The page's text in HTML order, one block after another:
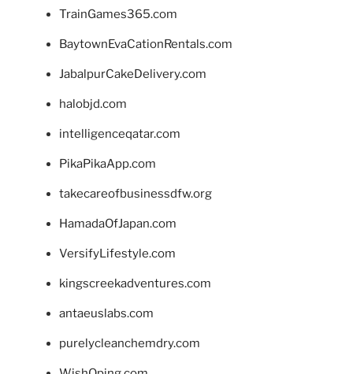
TrainGames365.com
BaytownEvaCationRentals.com
JabalpurCakeDelivery.com
halobjd.com
intelligenceqatar.com
PikaPikaApp.com
takecareofbusinessdfw.org
HamadaOfJapan.com
VersifyLifestyle.com
kingscreekadventures.com
antaeuslabs.com
purelycleanchemdry.com